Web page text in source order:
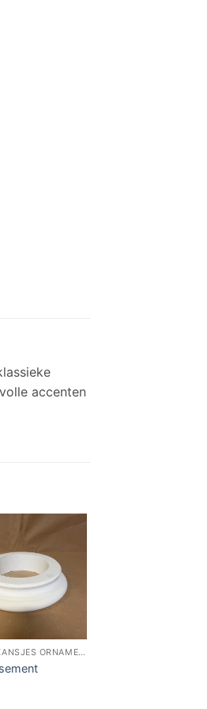
accenten
BUITENKANSJES ORNAMENTIEK